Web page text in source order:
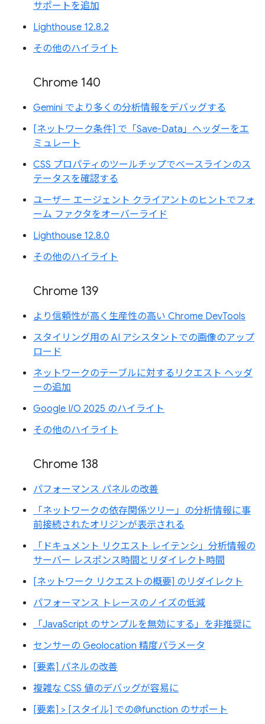
サポートを追加
Lighthouse 12.8.2
その他のハイライト
Chrome 140
Gemini でより多くの分析情報をデバッグする
[ネットワーク条件] で「Save-Data」ヘッダーをエ
ミュレート
CSS プロパティのツールチップでベースラインのス
テータスを確認する
ユーザー エージェント クライアントのヒントでフォ
ーム ファクタをオーバーライド
Lighthouse 12.8.0
その他のハイライト
Chrome 139
より信頼性が高く生産性の高い Chrome DevTools
スタイリング用の AI アシスタントでの画像のアップ
ロード
ネットワークのテーブルに対するリクエスト ヘッダ
ーの追加
Google I/O 2025 のハイライト
その他のハイライト
Chrome 138
パフォーマンス パネルの改善
「ネットワークの依存関係ツリー」の分析情報に事
前接続されたオリジンが表示される
「ドキュメント リクエスト レイテンシ」分析情報の
サーバー レスポンス時間とリダイレクト時間
[ネットワーク リクエストの概要] のリダイレクト
パフォーマンス トレースのノイズの低減
「JavaScript のサンプルを無効にする」を非推奨に
センサーの Geolocation 精度パラメータ
[要素] パネルの改善
複雑な CSS 値のデバッグが容易に
[要素] > [スタイル] での@function のサポート